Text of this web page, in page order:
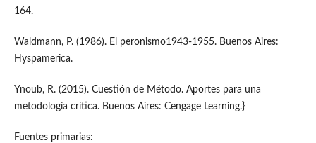
164.
Waldmann, P. (1986). El peronismo1943-1955. Buenos Aires:
Hyspamerica.
Ynoub, R. (2015). Cuestión de Método. Aportes para una
metodología crítica. Buenos Aires: Cengage Learning.}
Fuentes primarias: